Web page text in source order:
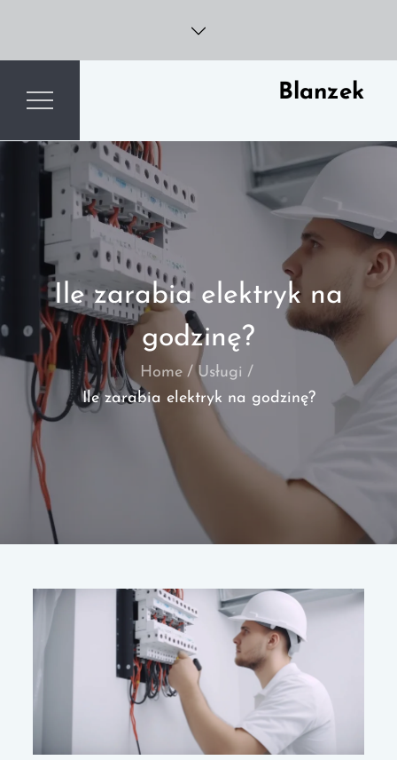
content
Blanzek
Ile zarabia elektryk na
godzinę?
Home
Usługi
Ile zarabia elektryk na godzinę?